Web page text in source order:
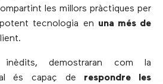
les millors pràctiques per
tecnologia en una més de
demostraran com la
és capaç de respondre les